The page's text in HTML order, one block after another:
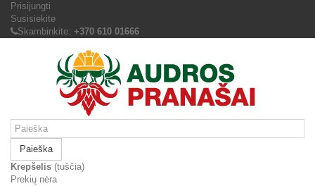
Prisijungti
Susisiekite
Skambinkite: +370 610 01666
Paieška
Krepšelis (tuščia)
Prekių nėra